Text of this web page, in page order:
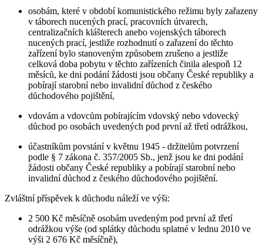
osobám, které v období komunistického režimu byly zařazeny
v táborech nucených prací, pracovních útvarech,
centralizačních klášterech anebo vojenských táborech
nucených prací, jestliže rozhodnutí o zařazení do těchto
zařízení bylo stanoveným způsobem zrušeno a jestliže
celková doba pobytu v těchto zařízeních činila alespoň 12
měsíců, ke dni podání žádosti jsou občany České republiky a
pobírají starobní nebo invalidní důchod z českého
důchodového pojištění,
vdovám a vdovcům pobírajícím vdovský nebo vdovecký
důchod po osobách uvedených pod první až třetí odrážkou,
účastníkům povstání v květnu 1945 - držitelům potvrzení
podle § 7 zákona č. 357/2005 Sb., jenž jsou ke dni podání
žádosti občany České republiky a pobírají starobní nebo
invalidní důchod z českého důchodového pojištění.
Zvláštní příspěvek k důchodu náleží ve výši:
2 500 Kč měsíčně osobám uvedeným pod první až třetí
odrážkou výše (od splátky důchodu splatné v lednu 2010 ve
výši 2 676 Kč měsíčně),